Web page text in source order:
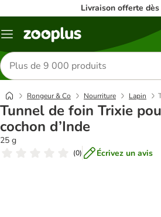
Livraison offerte
Menu
Rechercher
des
produits
Rongeur & Co Nourriture Lapin
Tunnel de foin Trixie
cochon d’Inde
25 g
(0) Écrivez un avis